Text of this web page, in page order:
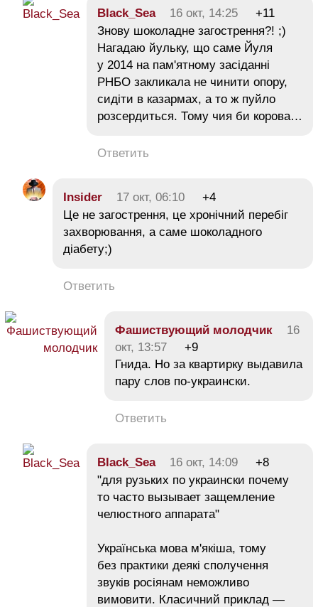
Black_Sea 16 окт, 14:25
+11
Знову шоколадне загострення?! ;)
Нагадаю йульку, що саме Йуля
у 2014 на пам'ятному засіданні
РНБО закликала не чинити опору,
сидіти в казармах, а то ж пуйло
розсердиться. Тому чия би корова…
Ответить
Insider 17 окт, 06:10
+4
Це не загострення, це хронiчний перебiг
захворювання, а саме шоколадного
дiабету;)
Ответить
Фашиствующий молодчик
16
окт, 13:57
+9
Гнида. Но за квартирку выдавила
пару слов по-украински.
Ответить
Black_Sea 16 окт, 14:09
+8
"для рузьких по украински почему
то часто вызывает защемление
челюстного аппарата"
Українська мова м'якіша, тому
без практики деякі сполучення
звуків росіянам неможливо
вимовити. Класичний приклад —